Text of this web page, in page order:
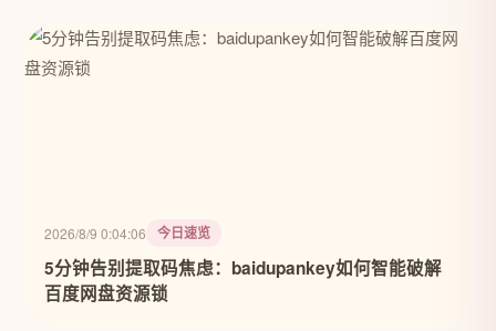
2026/8/9 0:04:06 今日速览
5分钟告别提取码焦虑：baidupankey如何智能破解
百度网盘资源锁